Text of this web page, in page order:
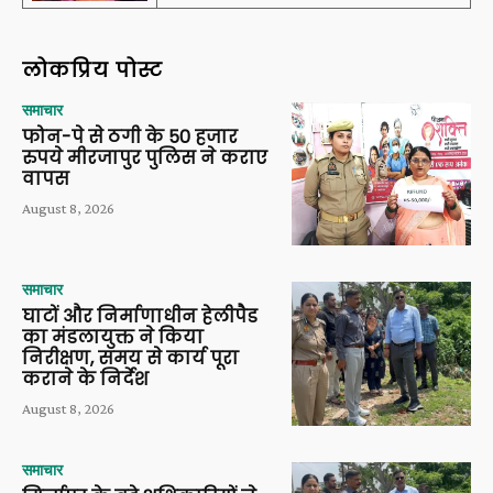
लोकप्रिय पोस्ट
समाचार
फोन-पे से ठगी के 50 हजार
रुपये मीरजापुर पुलिस ने कराए
वापस
August 8, 2026
समाचार
घाटों और निर्माणाधीन हेलीपैड
का मंडलायुक्त ने किया
निरीक्षण, समय से कार्य पूरा
कराने के निर्देश
August 8, 2026
समाचार